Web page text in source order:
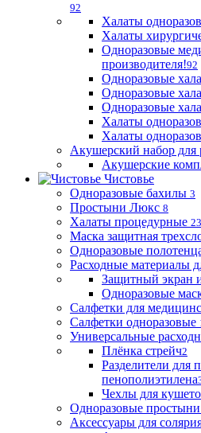
92
Халаты
Халаты
Одноразовые
производителя!92
Одноразовые
Одноразовые
Одноразовые
Халаты
Халаты
Акушерский набор для
Акушерские
Чистовье
Одноразовые бахилы 3
Простыни Люкс 8
Халаты процедурные 23
Маска защитная
Одноразовые
Расходные материалы
Защитный экран
Одноразовые
Салфетки для
Салфетки одноразовые
Универсальные
Плёнка стрейч2
Разделители для
пенополиэтилена
Чехлы для
Одноразовые простыни
Аксессуары для